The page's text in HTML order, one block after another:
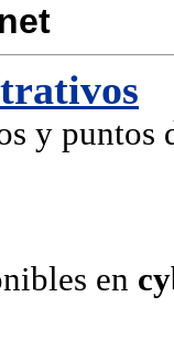
y puntos
en